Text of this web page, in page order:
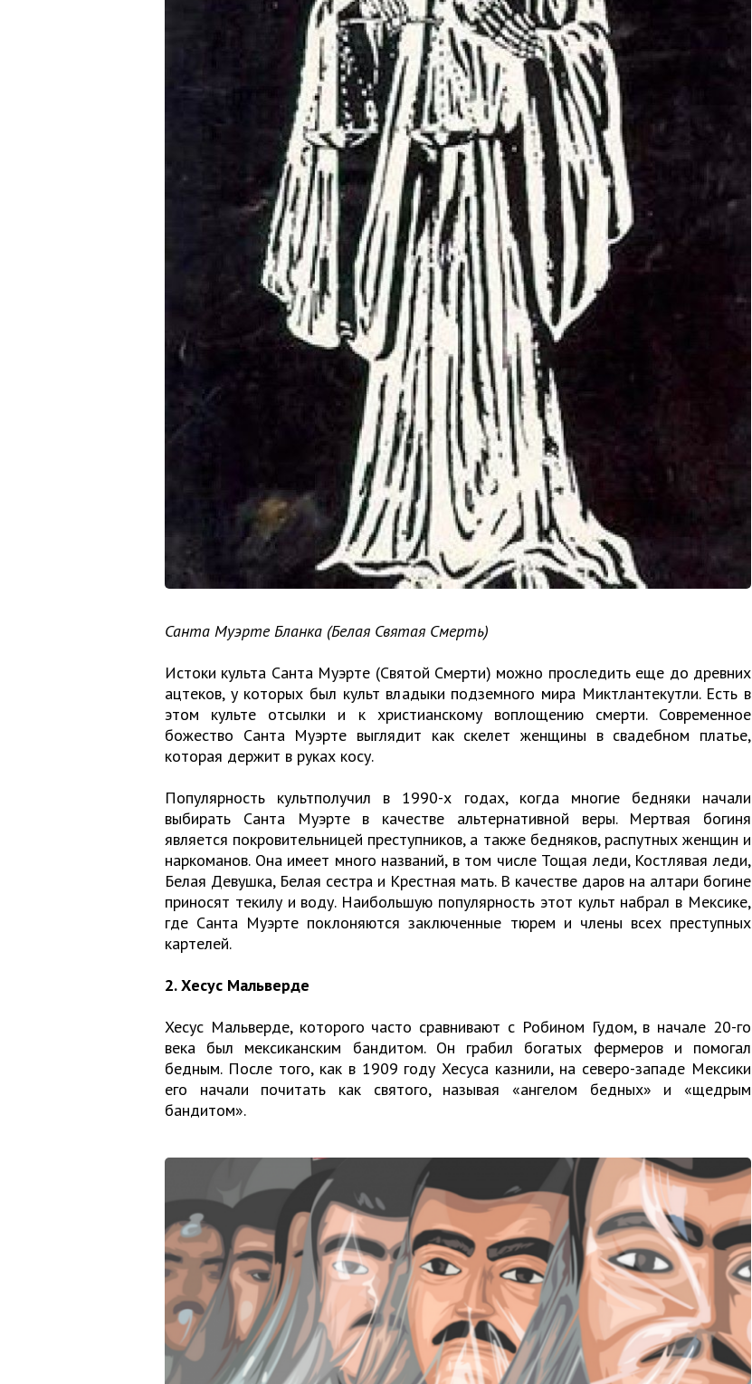
Санта Муэрте Бланка (Белая Святая Смерть)
Истоки культа Санта Муэрте (Святой Смерти) можно проследить еще до древних
ацтеков, у которых был культ владыки подземного мира Миктлантекутли. Есть в
этом культе отсылки и к христианскому воплощению смерти. Современное
божество Санта Муэрте выглядит как скелет женщины в свадебном платье,
которая держит в руках косу.
Популярность культполучил в 1990-х годах, когда многие бедняки начали
выбирать Санта Муэрте в качестве альтернативной веры. Мертвая богиня
является покровительницей преступников, а также бедняков, распутных женщин и
наркоманов. Она имеет много названий, в том числе Тощая леди, Костлявая леди,
Белая Девушка, Белая сестра и Крестная мать. В качестве даров на алтари богине
приносят текилу и воду. Наибольшую популярность этот культ набрал в Мексике,
где Санта Муэрте поклоняются заключенные тюрем и члены всех преступных
картелей.
2. Хесус Мальверде
Хесус Мальверде, которого часто сравнивают с Робином Гудом, в начале 20-го
века был мексиканским бандитом. Он грабил богатых фермеров и помогал
бедным. После того, как в 1909 году Хесуса казнили, на северо-западе Мексики
его начали почитать как святого, называя «ангелом бедных» и «щедрым
бандитом».